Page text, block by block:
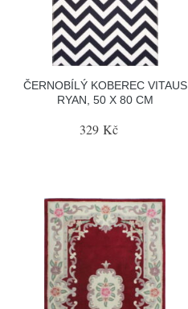
ČERNOBÍLÝ KOBEREC VITAUS
RYAN, 50 X 80 CM
329 Kč